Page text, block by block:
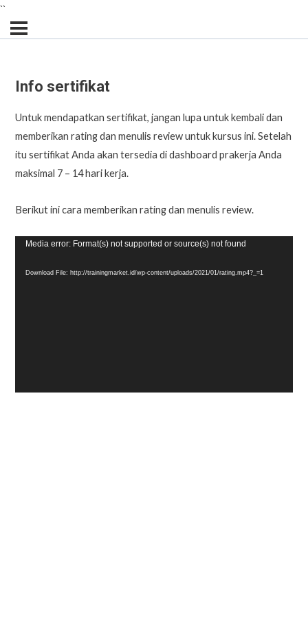
``
Info sertifikat
Untuk mendapatkan sertifikat, jangan lupa untuk kembali dan
memberikan rating dan menulis review untuk kursus ini. Setelah
itu sertifikat Anda akan tersedia di dashboard prakerja Anda
maksimal 7 – 14 hari kerja.
Berikut ini cara memberikan rating dan menulis review.
Video
Media error: Format(s) not supported or source(s) not found
Download File: http://trainingmarket.id/wp-content/uploads/2021/01/rating.mp4?_=1